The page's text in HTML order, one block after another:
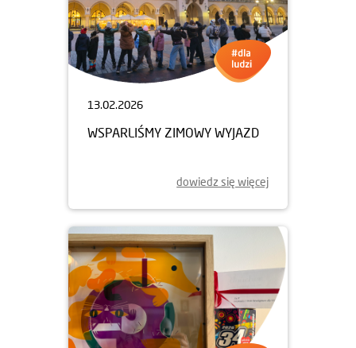
13.02.2026
WSPARLIŚMY ZIMOWY WYJAZD
dowiedz się więcej